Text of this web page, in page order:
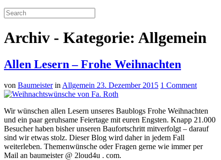
Archiv - Kategorie: Allgemein
Allen Lesern – Frohe Weihnachten
von Baumeisterin Allgemein 23. Dezember 2015 1 Comment
Wir wünschen allen Lesern unseres Baublogs Frohe Weihnachten
und ein paar geruhsame Feiertage mit euren Engsten. Knapp 21.000
Besucher haben bisher unseren Baufortschritt mitverfolgt – darauf
sind wir etwas stolz. Dieser Blog wird daher in jedem Fall
weiterleben. Themenwünsche oder Fragen gerne wie immer per
Mail an baumeister @ 2loud4u . com.